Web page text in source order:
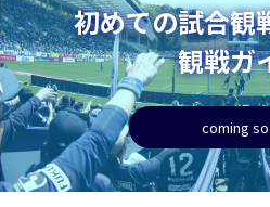
初めての試合観
観戦ガ
coming